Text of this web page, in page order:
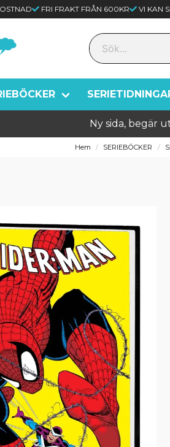
FRI FRAKT FRÅN 600KR VI KAN
Ny sida, begär
Hem SERIEBÖCKER